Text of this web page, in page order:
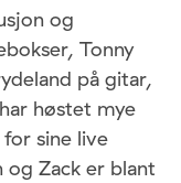
og
Tonny
på gitar,
høstet mye
sine live
Zack er blant